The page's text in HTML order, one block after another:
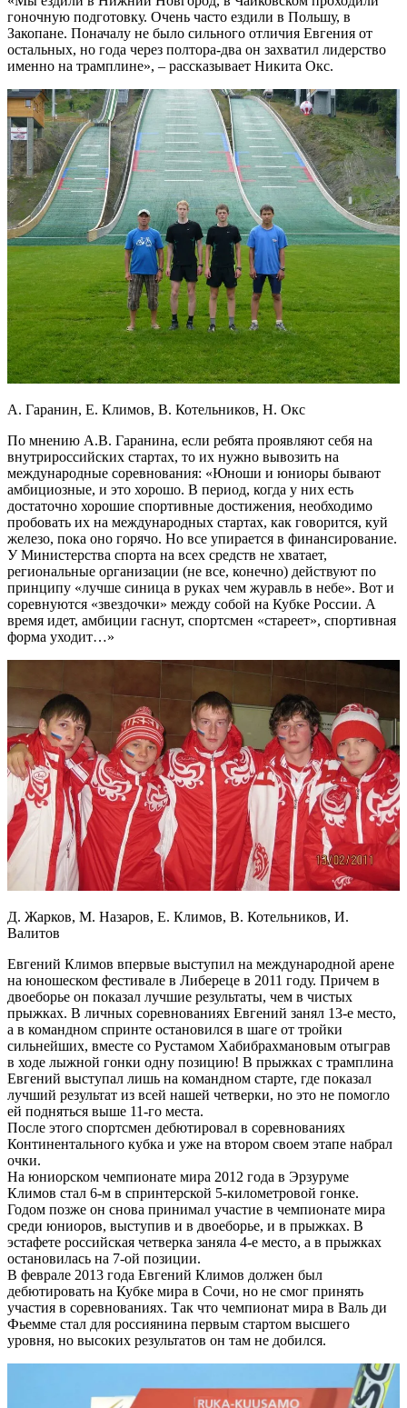
гоночную подготовку. Очень часто ездили в Польшу, в
Закопане. Поначалу не было сильного отличия Евгения от
остальных, но года через полтора-два он захватил лидерство
именно на трамплине», – рассказывает Никита Окс.
А. Гаранин, Е. Климов, В. Котельников, Н. Окс
По мнению А.В. Гаранина, если ребята проявляют себя на
внутрироссийских стартах, то их нужно вывозить на
международные соревнования: «Юноши и юниоры бывают
амбициозные, и это хорошо. В период, когда у них есть
достаточно хорошие спортивные достижения, необходимо
пробовать их на международных стартах, как говорится, куй
железо, пока оно горячо. Но все упирается в финансирование.
У Министерства спорта на всех средств не хватает,
региональные организации (не все, конечно) действуют по
принципу «лучше синица в руках чем журавль в небе». Вот и
соревнуются «звездочки» между собой на Кубке России. А
время идет, амбиции гаснут, спортсмен «стареет», спортивная
форма уходит…»
Д. Жарков, М. Назаров, Е. Климов, В. Котельников, И.
Валитов
Евгений Климов впервые выступил на международной арене
на юношеском фестивале в Либереце в 2011 году. Причем в
двоеборье он показал лучшие результаты, чем в чистых
прыжках. В личных соревнованиях Евгений занял 13-е место,
а в командном спринте остановился в шаге от тройки
сильнейших, вместе со Рустамом Хабибрахмановым отыграв
в ходе лыжной гонки одну позицию! В прыжках с трамплина
Евгений выступал лишь на командном старте, где показал
лучший результат из всей нашей четверки, но это не помогло
ей подняться выше 11-го места.
После этого спортсмен дебютировал в соревнованиях
Континентального кубка и уже на втором своем этапе набрал
очки.
На юниорском чемпионате мира 2012 года в Эрзуруме
Климов стал 6-м в спринтерской 5-километровой гонке.
Годом позже он снова принимал участие в чемпионате мира
среди юниоров, выступив и в двоеборье, и в прыжках. В
эстафете российская четверка заняла 4-е место, а в прыжках
остановилась на 7-ой позиции.
В феврале 2013 года Евгений Климов должен был
дебютировать на Кубке мира в Сочи, но не смог принять
участия в соревнованиях. Так что чемпионат мира в Валь ди
Фьемме стал для россиянина первым стартом высшего
уровня, но высоких результатов он там не добился.